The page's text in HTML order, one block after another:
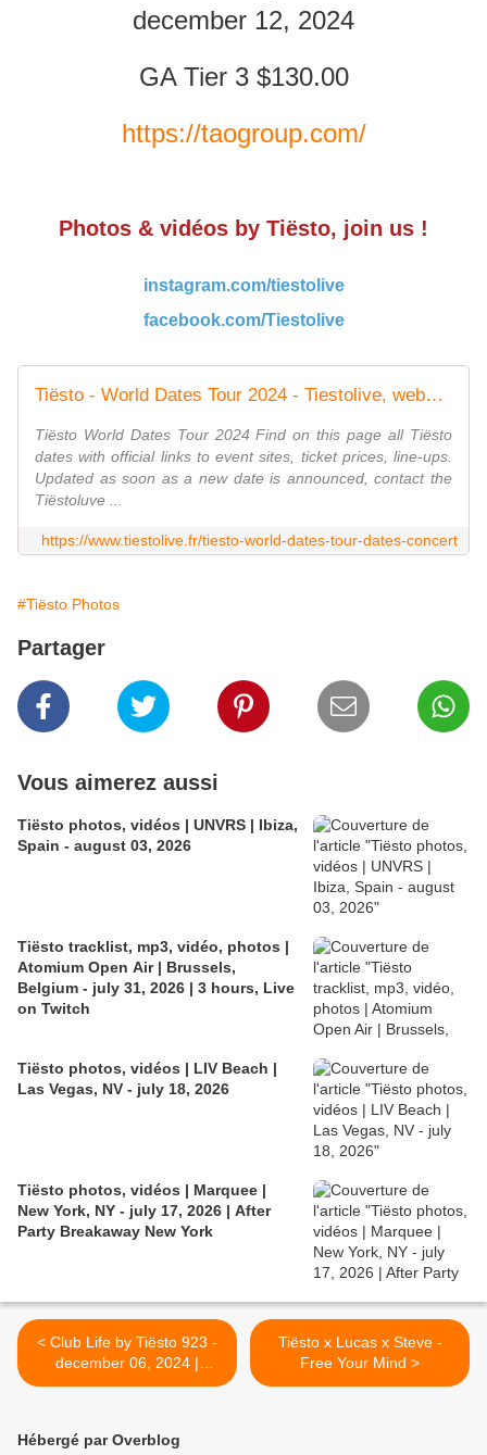
december 12, 2024
GA Tier 3 $130.00
https://taogroup.com/
Photos & vidéos by Tiësto, join us !
instagram.com/tiestolive
facebook.com/Tiestolive
Tiësto - World Dates Tour 2024 - Tiestolive, website Tiesto
Tiësto World Dates Tour 2024 Find on this page all Tiësto
dates with official links to event sites, ticket prices, line-ups.
Updated as soon as a new date is announced, contact the
Tiëstoluve ...
https://www.tiestolive.fr/tiesto-world-dates-tour-dates-concert
#Tiësto Photos
Partager
Vous aimerez aussi
Tiësto photos, vidéos | UNVRS | Ibiza,
Spain - august 03, 2026
Tiësto tracklist, mp3, vidéo, photos |
Atomium Open Air | Brussels,
Belgium - july 31, 2026 | 3 hours, Live
on Twitch
Tiësto photos, vidéos | LIV Beach |
Las Vegas, NV - july 18, 2026
Tiësto photos, vidéos | Marquee |
New York, NY - july 17, 2026 | After
Party Breakaway New York
< Club Life by Tiësto 923 -
december 06, 2024 |
Spécial Live at Forest Hills
Tiësto x Lucas x Steve -
Free Your Mind >
Hébergé par Overblog